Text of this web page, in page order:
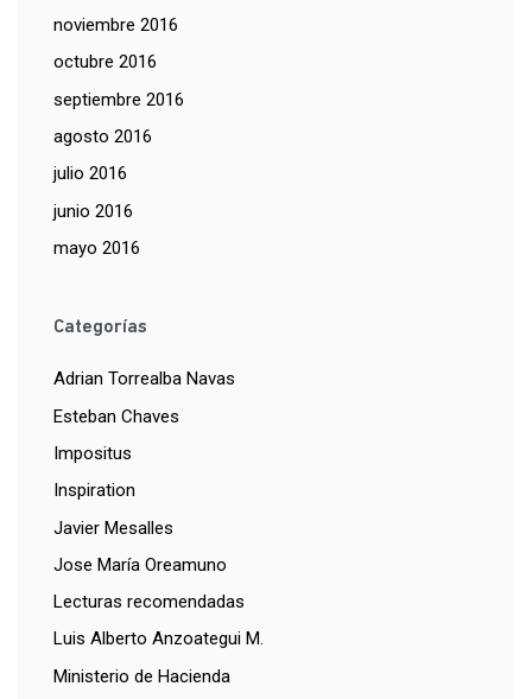
noviembre 2016
octubre 2016
septiembre 2016
agosto 2016
julio 2016
junio 2016
mayo 2016
Categorías
Adrian Torrealba Navas
Esteban Chaves
Impositus
Inspiration
Javier Mesalles
Jose María Oreamuno
Lecturas recomendadas
Luis Alberto Anzoategui M.
Ministerio de Hacienda